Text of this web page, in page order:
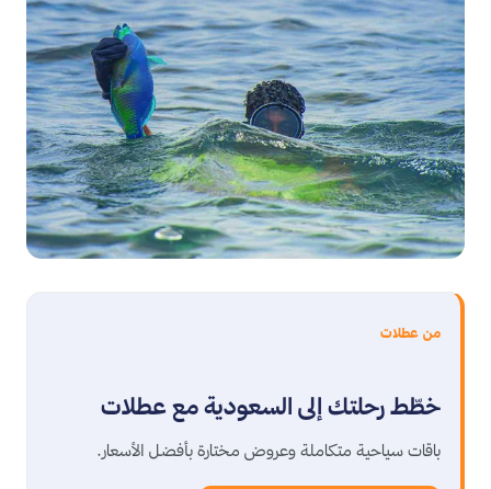
من عطلات
خطّط رحلتك إلى السعودية مع عطلات
باقات سياحية متكاملة وعروض مختارة بأفضل الأسعار.